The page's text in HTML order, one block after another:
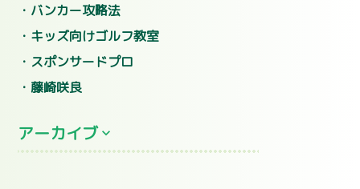
バンカー攻略法
キッズ向けゴルフ教室
スポンサードプロ
藤崎咲良
アーカイブ